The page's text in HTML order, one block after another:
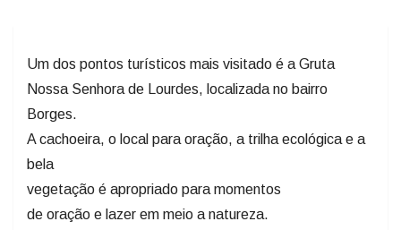
Um dos pontos turísticos mais visitado é a Gruta
Nossa Senhora de Lourdes, localizada no bairro
Borges.
A cachoeira, o local para oração, a trilha ecológica e a
bela
vegetação é apropriado para momentos
de oração e lazer em meio a natureza.